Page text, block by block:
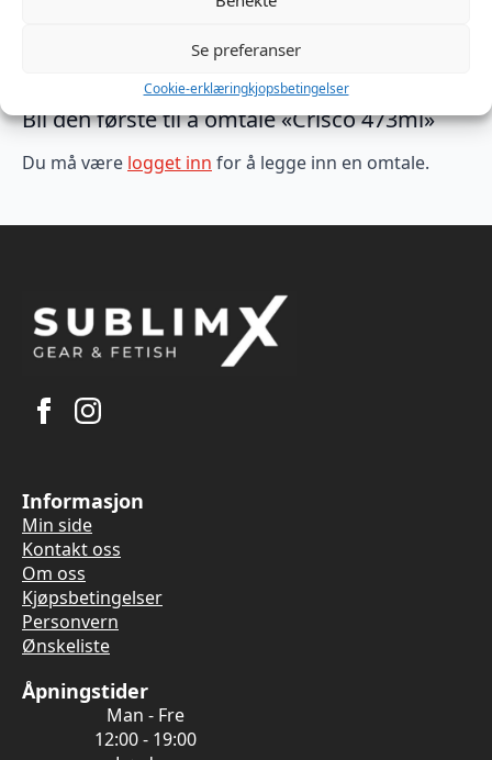
Se preferanser
Cookie-erklæringkjopsbetingelser
Det er ingen omtaler ennå.
Bli den første til å omtale «Crisco 473ml»
Du må være logget inn for å legge inn en omtale.
Informasjon
Min side
Kontakt oss
Om oss
Kjøpsbetingelser
Personvern
Ønskeliste
Åpningstider
Man - Fre
12:00 - 19:00